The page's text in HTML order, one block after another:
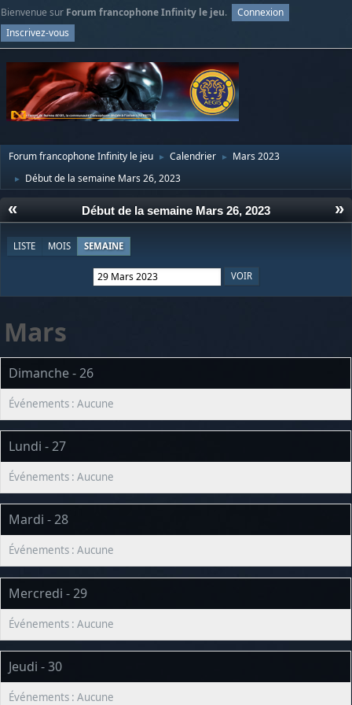
Bienvenue sur Forum francophone Infinity le jeu.
Connexion
Inscrivez-vous
Forum francophone Infinity le jeu ► Calendrier ► Mars 2023
► Début de la semaine Mars 26, 2023
« »
Début de la semaine Mars 26, 2023
LISTE MOIS SEMAINE
Mars
Dimanche - 26
Lundi - 27
Mardi - 28
Mercredi - 29
Jeudi - 30